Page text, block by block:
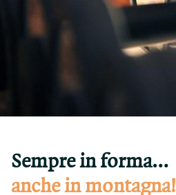
Sempre in forma…
anche in montagna!